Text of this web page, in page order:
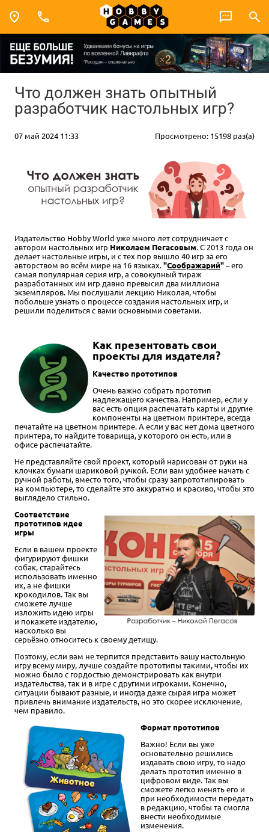
Что должен знать опытный
разработчик настольных игр?
07 май 2024 11:33 Просмотрено: 15198 раз(а)
Издательство Hobby World уже много лет сотрудничает с
автором настольных игр Николаем Пегасовым. С 2013 года он
делает настольные игры, и с тех пор вышло 40 игр за его
авторством во всём мире на 16 языках."Соображарий"– его
самая популярная серия игр, а совокупный тираж
разработанных им игр давно превысил два миллиона
экземпляров. Мы послушали лекцию Николая, чтобы
побольше узнать о процессе создания настольных игр, и
решили поделиться с вами основными советами.
Как презентовать свои
проекты для издателя?
Качество прототипов
Очень важно собрать прототип
надлежащего качества. Например, если у
вас есть опция распечатать карты и другие
компоненты на цветном принтере, всегда
печатайте на цветном принтере. А если у вас нет дома цветного
принтера, то найдите товарища, у которого он есть, или в
офисе распечатайте.
Не представляйте свой проект, который нарисован от руки на
клочках бумаги шариковой ручкой. Если вам удобнее начать с
ручной работы, вместо того, чтобы сразу запрототипировать
на компьютере, то сделайте это аккуратно и красиво, чтобы это
выглядело стильно.
Соответствие
прототипов идее
игры
Если в вашем проекте
фигурируют фишки
собак, старайтесь
использовать именно
их, а не фишки
крокодилов. Так вы
сможете лучше
изложить идею игры
и покажете издателю,
насколько вы
серьёзно относитесь к своему детищу.
Поэтому, если вам не терпится представить вашу настольную
игру всему миру, лучше создайте прототипы такими, чтобы их
можно было с гордостью демонстрировать как внутри
издательства, так и в игре с другими игроками. Конечно,
ситуации бывают разные, и иногда даже сырая игра может
привлечь внимание издательств, но это скорее исключение,
чем правило.
Формат прототипов
Важно! Если вы уже
основательно решились
издавать свою игру, то надо
делать прототип именно в
цифровом виде. Так вы
сможете легко менять его и
при необходимости передать
в редакцию, чтобы та смогла
внести необходимые
изменения.